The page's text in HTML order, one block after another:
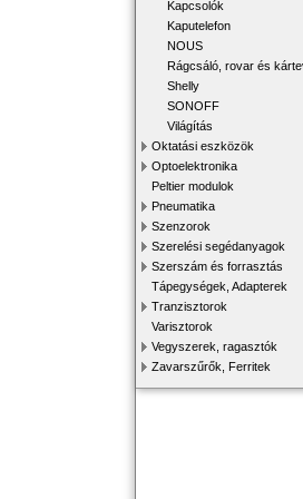
Kapcsolók
Kaputelefon
NOUS
Rágcsáló, rovar és
Shelly
SONOFF
Világítás
Oktatási eszközök
Optoelektronika
Peltier modulok
Pneumatika
Szenzorok
Szerelési segédanyagok
Szerszám és forrasztás
Tápegységek, Adapterek
Tranzisztorok
Varisztorok
Vegyszerek, ragasztók
Zavarszűrők, Ferritek